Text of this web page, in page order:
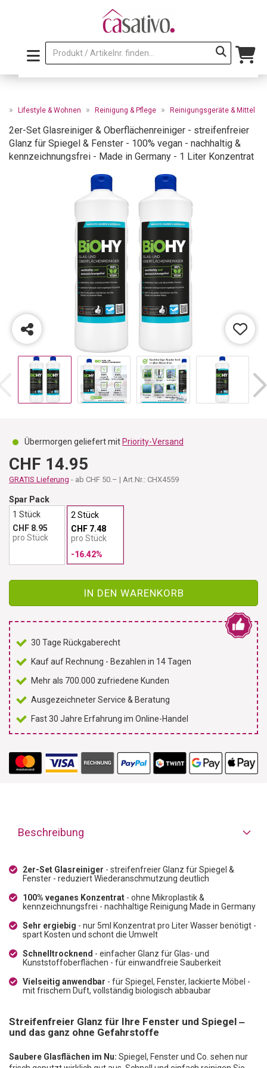
» Lifestyle & Wohnen » Reinigung & Pflege » Reinigungsgeräte & Mittel
2er-Set Glasreiniger & Oberflächenreiniger - streifenfreier
Glanz für Spiegel & Fenster - 100% vegan - nachhaltig &
kennzeichnungsfrei - Made in Germany - 1 Liter Konzentrat
Übermorgen geliefert mit Priority-Versand
CHF 14.95
GRATIS Lieferung - ab CHF 50.– | Art.Nr.: CHX4559
Spar Pack
1 Stück
CHF 8.95
pro Stück
2 Stück
CHF 7.48
pro Stück
-16.42%
IN DEN WARENKORB
30 Tage Rückgaberecht
Kauf auf Rechnung - Bezahlen in 14 Tagen
Mehr als 700.000 zufriedene Kunden
Ausgezeichneter Service & Beratung
Fast 30 Jahre Erfahrung im Online-Handel
Beschreibung
2er-Set Glasreiniger - streifenfreier Glanz für Spiegel &
Fenster - reduziert Wiederanschmutzung deutlich
100% veganes Konzentrat - ohne Mikroplastik &
kennzeichnungsfrei - nachhaltige Reinigung Made in Germany
Sehr ergiebig - nur 5ml Konzentrat pro Liter Wasser benötigt -
spart Kosten und schont die Umwelt
Schnelltrocknend - einfacher Glanz für Glas- und
Kunststoffoberflächen - für einwandfreie Sauberkeit
Vielseitig anwendbar - für Spiegel, Fenster, lackierte Möbel -
mit frischem Duft, vollständig biologisch abbaubar
Streifenfreier Glanz für Ihre Fenster und Spiegel ‒
und das ganz ohne Gefahrstoffe
Saubere Glasflächen im Nu: Spiegel, Fenster und Co. sehen nur